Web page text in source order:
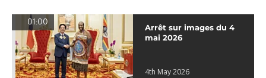
01:00
Arrêt sur images du 4
mai 2026
4th May 2026